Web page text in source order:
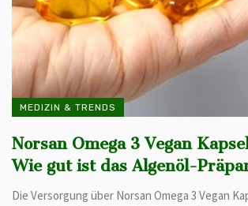
MEDIZIN & TRENDS
Norsan Omega 3 Vegan
Wie gut ist das Algenöl-
Die Versorgung über Norsan Omega 3 Vegan